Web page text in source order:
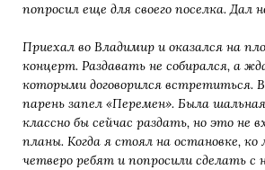
попросил еще для своего поселка. Дал
Приехал во Владимир и оказался на
концерт. Раздавать не собирался, а
которыми договорился встретиться.
парень запел «Перемен». Была
классно бы сейчас раздать, но это не
планы. Когда я стоял на остановке,
четверо ребят и попросили сделать с